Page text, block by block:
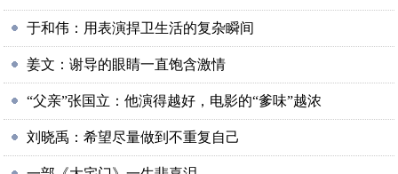
于和伟：用表演捍卫生活的复杂瞬间
姜文：谢导的眼睛一直饱含激情
“父亲”张国立：他演得越好，电影的“爹味”越浓
刘晓禹：希望尽量做到不重复自己